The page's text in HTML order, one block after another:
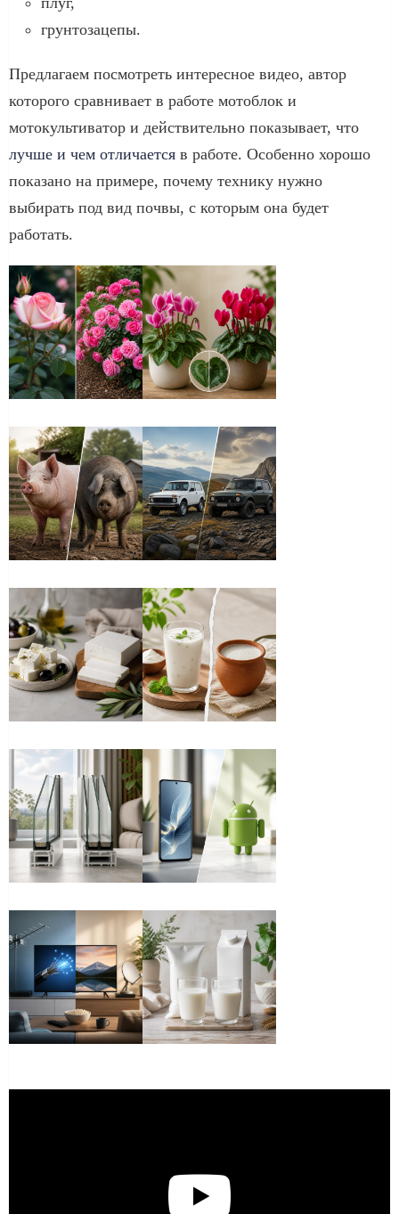
грунтозацепы.
Предлагаем посмотреть интересное видео, автор
которого сравнивает в работе мотоблок и
мотокультиватор и действительно показывает, что
лучше и чем отличается в работе. Особенно хорошо
показано на примере, почему технику нужно
выбирать под вид почвы, с которым она будет
работать.